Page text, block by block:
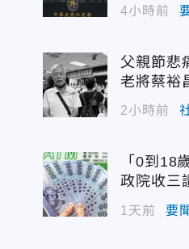
4小時前
父親節悲
老將蔡裕
2小時前
「0到18
政院收三
1天前 要